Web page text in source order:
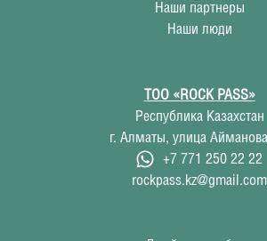
Наши партнеры
Наши люди
ТОО «ROCK PASS»
Республика Казахстан
г. Алматы, улица
+7 771 250 22 22
rockpass.kz@gmail.com